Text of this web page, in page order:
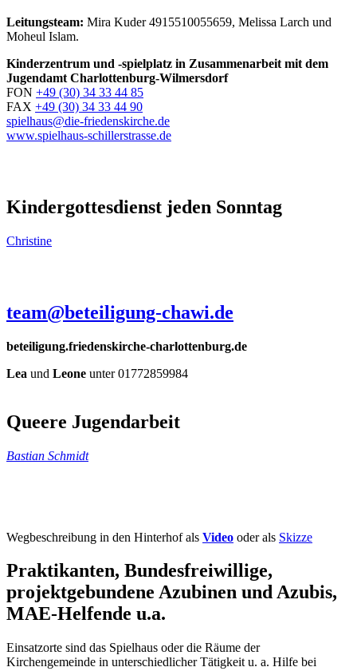
Leitungsteam: Mira Kuder 4915510055659, Melissa Larch und
Moheul Islam.
Kinderzentrum und -spielplatz in Zusammenarbeit mit dem
Jugendamt Charlottenburg-Wilmersdorf
FON +49 (30) 34 33 44 85
FAX +49 (30) 34 33 44 90
spielhaus@die-friedenskirche.de
www.spielhaus-schillerstrasse.de
Kindergottesdienst jeden Sonntag
Christine
team@beteiligung-chawi.de
beteiligung.friedenskirche-charlottenburg.de
Lea und Leone unter 01772859984
Queere Jugendarbeit
Bastian Schmidt
Wegbeschreibung in den Hinterhof als Video oder als Skizze
Praktikanten, Bundesfreiwillige,
projektgebundene Azubinen und Azubis,
MAE-Helfende u.a.
Einsatzorte sind das Spielhaus oder die Räume der
Kirchengemeinde in unterschiedlicher Tätigkeit u. a. Hilfe bei